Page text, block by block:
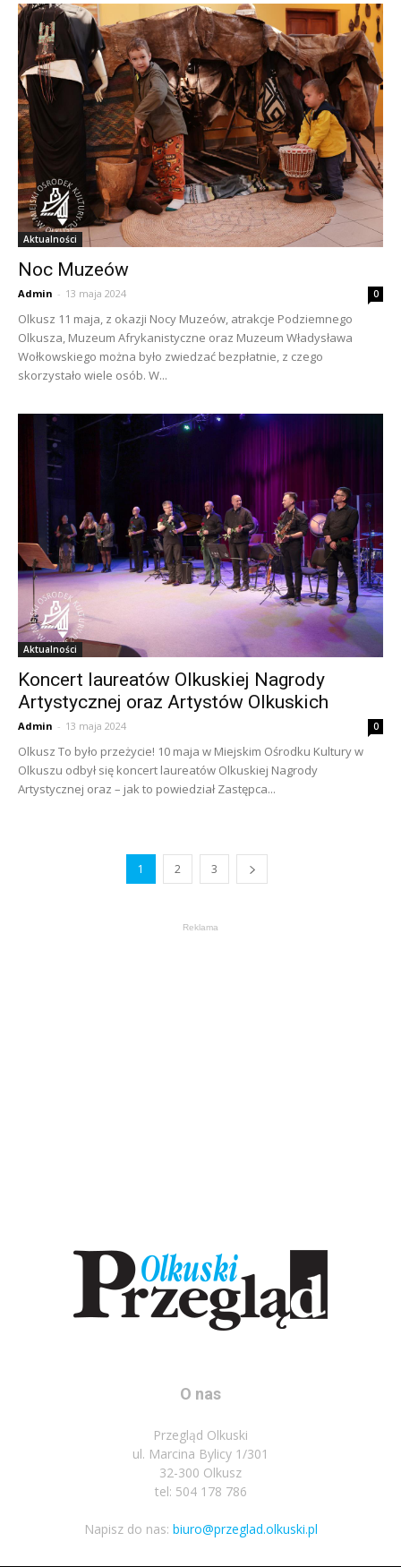
Aktualności
Noc Muzeów
Admin - 13 maja 2024 0
Olkusz 11 maja, z okazji Nocy Muzeów, atrakcje Podziemnego
Olkusza, Muzeum Afrykanistyczne oraz Muzeum Władysława
Wołkowskiego można było zwiedzać bezpłatnie, z czego
skorzystało wiele osób. W...
Aktualności
Koncert laureatów Olkuskiej Nagrody
Artystycznej oraz Artystów Olkuskich
Admin - 13 maja 2024 0
Olkusz To było przeżycie! 10 maja w Miejskim Ośrodku Kultury w
Olkuszu odbył się koncert laureatów Olkuskiej Nagrody
Artystycznej oraz – jak to powiedział Zastępca...
1 2 3
Reklama
O nas
Przegląd Olkuski
ul. Marcina Bylicy 1/301
32-300 Olkusz
tel: 504 178 786
Napisz do nas: biuro@przeglad.olkuski.pl